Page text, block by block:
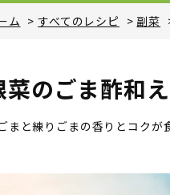
ム >すべてのレシピ > 副菜
菜のごま酢和え
まと練りごまの香りとコクが